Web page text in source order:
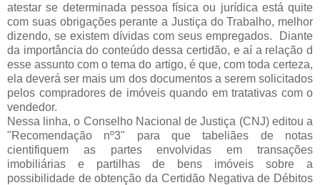
atestar se determinada pessoa física ou jurídica está quite
com suas obrigações perante a Justiça do Trabalho, melhor
dizendo, se existem dívidas com seus empregados. Diante
da importância do conteúdo dessa certidão, e aí a relação d
esse assunto com o tema do artigo, é que, com toda certeza,
ela deverá ser mais um dos documentos a serem solicitados
pelos compradores de imóveis quando em tratativas com o
vendedor.
Nessa linha, o Conselho Nacional de Justiça (CNJ) editou a
"Recomendação nº3" para que tabeliães de notas
cientifiquem as partes envolvidas em transações
imobiliárias e partilhas de bens imóveis sobre a
possibilidade de obtenção da Certidão Negativa de Débitos